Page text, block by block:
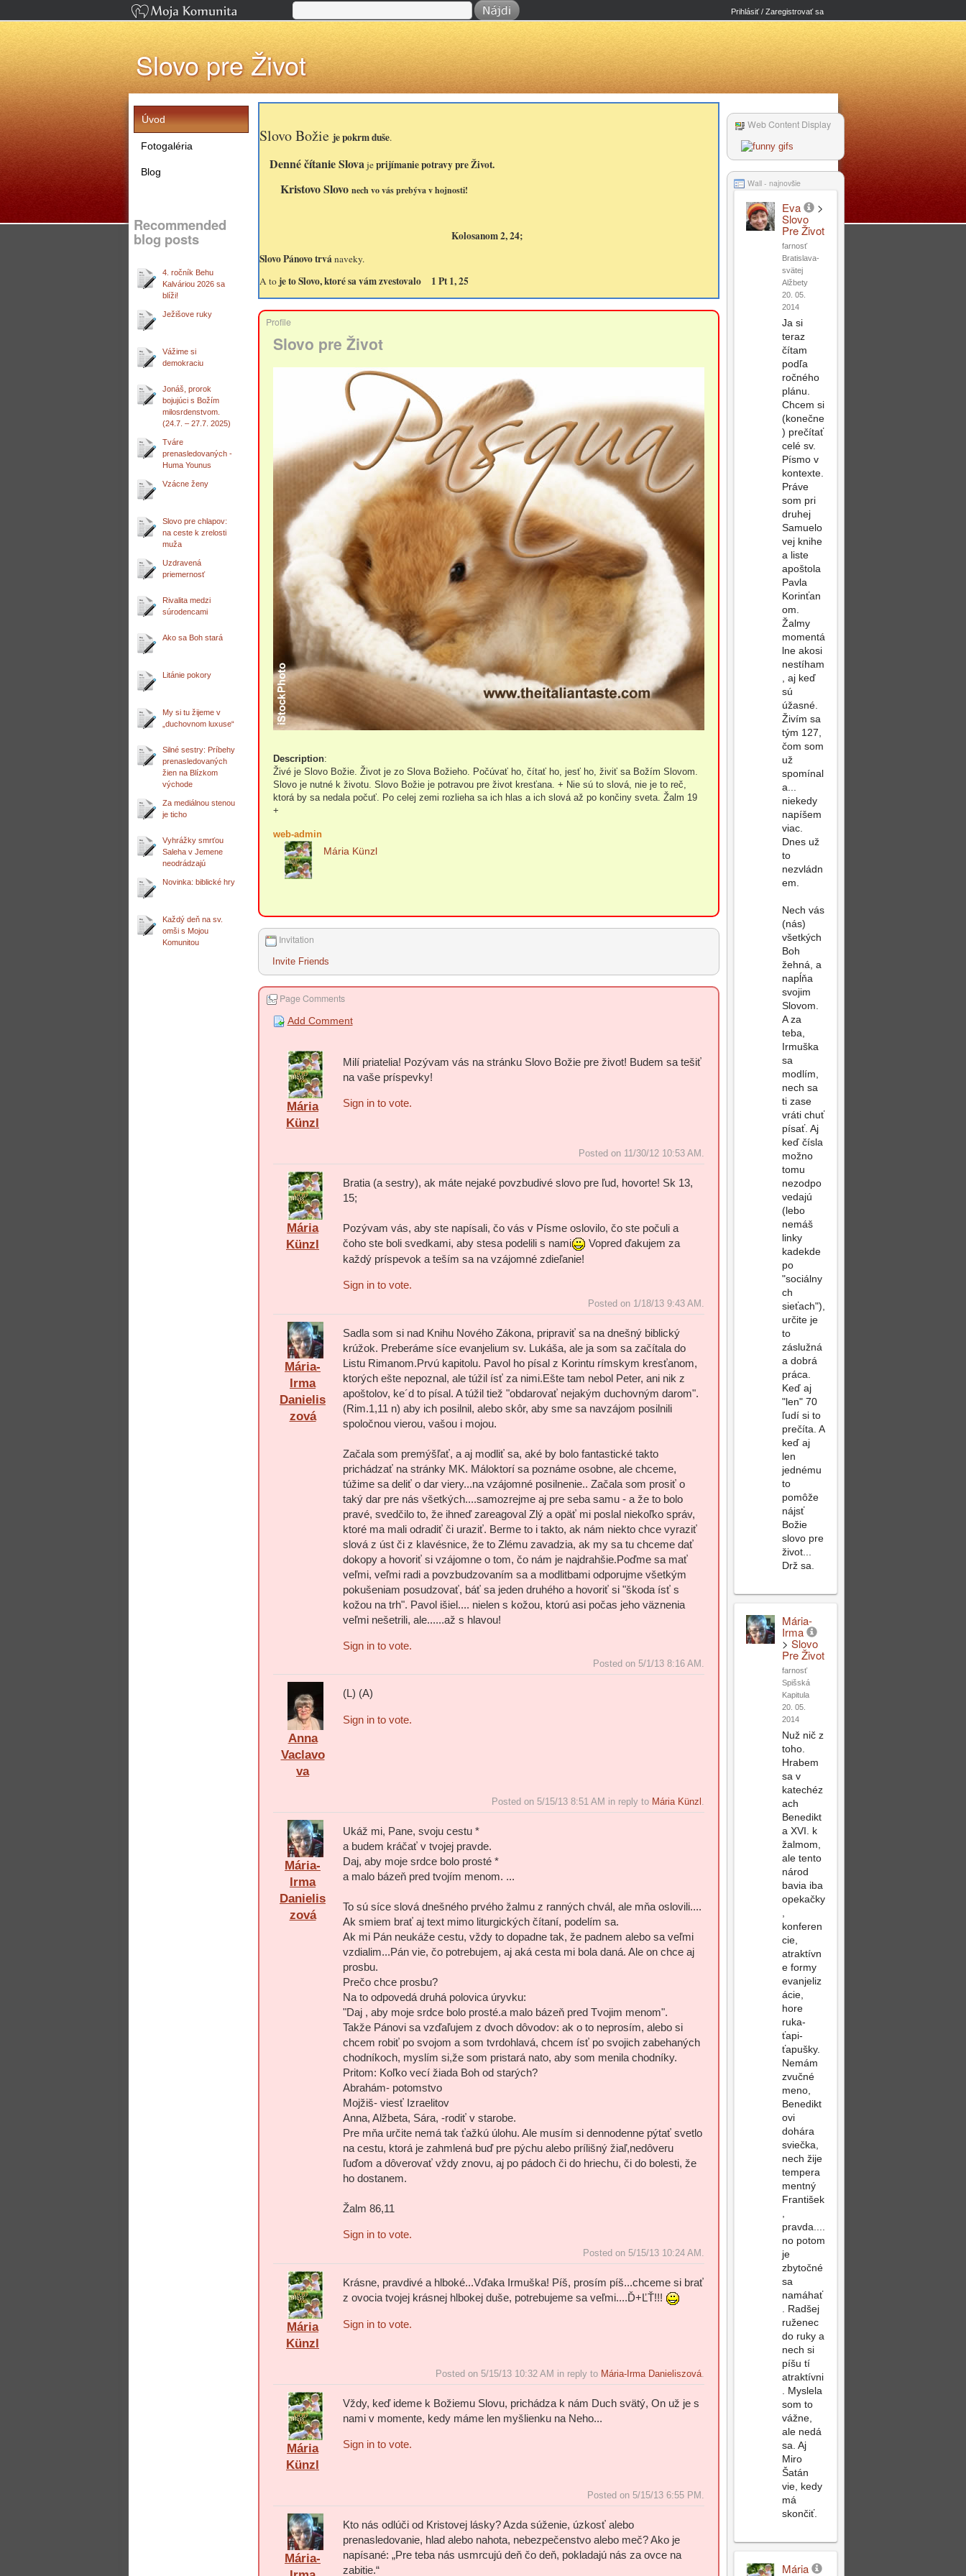
Prihlásiť / Zaregistrovať sa
Slovo pre Život
Slovo Božie je pokrm duše.
Denné čítanie Slovajeprijímanie potravy pre Život.
Kristovo Slovo nech vo vás prebýva v hojnosti!
Kolosanom 2, 24;
Slovo Pánovo trvánaveky.
A to je to Slovo, ktoré sa vám zvestovalo 1 Pt 1, 25
Profile
Slovo pre Život
Description:
Živé je Slovo Božie. Život je zo Slova Božieho. Počúvať ho, čítať ho, jesť ho, živiť sa Božím Slovom.
Slovo je nutné k životu. Slovo Božie je potravou pre život kresťana. + Nie sú to slová, nie je to reč,
ktorá by sa nedala počuť. Po celej zemi rozlieha sa ich hlas a ich slová až po končiny sveta. Žalm 19
+
web-admin
Mária Künzl
Invitation
Invite Friends
Page Comments
Add Comment
Mária
Künzl
Milí priatelia! Pozývam vás na stránku Slovo Božie pre život! Budem sa tešiť
na vaše príspevky!
Sign in to vote.
Posted on 11/30/12 10:53 AM.
Mária
Künzl
Bratia (a sestry), ak máte nejaké povzbudivé slovo pre ľud, hovorte! Sk 13,
15;
Pozývam vás, aby ste napísali, čo vás v Písme oslovilo, čo ste počuli a
čoho ste boli svedkami, aby stesa podelili s nami
Vopred ďakujem za
každý príspevok a teším sa na vzájomné zdieľanie!
Sign in to vote.
Reply
Posted on 1/18/13 9:43 AM.
Mária-
Irma
Danielis
zová
Sadla som si nad Knihu Nového Zákona, pripraviť sa na dnešný biblický
krúžok. Preberáme síce evanjelium sv. Lukáša, ale ja som sa začítala do
Listu Rimanom.Prvú kapitolu. Pavol ho písal z Korintu rímskym kresťanom,
ktorých ešte nepoznal, ale túžil ísť za nimi.Ešte tam nebol Peter, ani nik z
apoštolov, ke´d to písal. A túžil tiež "obdarovať nejakým duchovným darom".
(Rim.1,11 n) aby ich posilnil, alebo skôr, aby sme sa navzájom posilnili
spoločnou vierou, vašou i mojou.
Začala som premýšľať, a aj modliť sa, aké by bolo fantastické takto
prichádzať na stránky MK. Máloktorí sa poznáme osobne, ale chceme,
túžime sa deliť o dar viery...na vzájomné posilnenie.. Začala som prosiť o
taký dar pre nás všetkých....samozrejme aj pre seba samu - a že to bolo
pravé, svedčilo to, že ihneď zareagoval Zlý a opäť mi poslal niekoľko správ,
ktoré ma mali odradiť či uraziť. Berme to i takto, ak nám niekto chce vyraziť
slová z úst či z klavésnice, že to Zlému zavadzia, ak my sa tu chceme dať
dokopy a hovoriť si vzájomne o tom, čo nám je najdrahšie.Poďme sa mať
veľmi, veľmi radi a povzbudzovaním sa a modlitbami odporujme všetkým
pokušeniam posudzovať, báť sa jeden druhého a hovoriť si "škoda ísť s
kožou na trh". Pavol išiel.... nielen s kožou, ktorú asi počas jeho väznenia
veľmi nešetrili, ale......až s hlavou!
Sign in to vote.
Reply
Posted on 5/1/13 8:16 AM.
Anna
Vaclavo
va
(L) (A)
Sign in to vote.
Posted on 5/15/13 8:51 AM in reply to Mária Künzl .
Mária-
Irma
Danielis
zová
Ukáž mi, Pane, svoju cestu *
a budem kráčať v tvojej pravde.
Daj, aby moje srdce bolo prosté *
a malo bázeň pred tvojím menom. ...
To sú síce slová dnešného prvého žalmu z ranných chvál, ale mňa oslovili....
Ak smiem brať aj text mimo liturgických čítaní, podelím sa.
Ak mi Pán neukáže cestu, vždy to dopadne tak, že padnem alebo sa veľmi
vzdialim...Pán vie, čo potrebujem, aj aká cesta mi bola daná. Ale on chce aj
prosbu.
Prečo chce prosbu?
Na to odpovedá druhá polovica úryvku:
"Daj , aby moje srdce bolo prosté.a malo bázeň pred Tvojim menom".
Takže Pánovi sa vzďaľujem z dvoch dôvodov: ak o to neprosím, alebo si
chcem robiť po svojom a som tvrdohlavá, chcem ísť po svojich zabehaných
chodníkoch, myslím si,že som pristará nato, aby som menila chodníky.
Pritom: Koľko vecí žiada Boh od starých?
Abrahám- potomstvo
Mojžiš- viesť Izraelitov
Anna, Alžbeta, Sára, -rodiť v starobe.
Pre mňa určite nemá tak ťažkú úlohu. Ale musím si dennodenne pýtať svetlo
na cestu, ktorá je zahmlená buď pre pýchu alebo prílišný žiaľ,nedôveru
ľuďom a dôverovať vždy znovu, aj po pádoch či do hriechu, či do bolesti, že
ho dostanem.
Žalm 86,11
Sign in to vote.
Reply
Posted on 5/15/13 10:24 AM.
Mária
Künzl
Krásne, pravdivé a hlboké...Vďaka Irmuška! Píš, prosím píš...chceme si brať
z ovocia tvojej krásnej hlbokej duše, potrebujeme sa veľmi....Ď+ĽŤ!!!
Sign in to vote.
Posted on 5/15/13 10:32 AM in reply to Mária-Irma Danieliszová.
Mária
Künzl
Vždy, keď ideme k Božiemu Slovu, prichádza k nám Duch svätý, On už je s
nami v momente, kedy máme len myšlienku na Neho...
Sign in to vote.
Posted on 5/15/13 6:55 PM.
Mária-
Kto nás odlúči od Kristovej lásky? Azda súženie, úzkosť alebo
prenasledovanie, hlad alebo nahota, nebezpečenstvo alebo meč? Ako je
napísané: „Pre teba nás usmrcujú deň čo deň, pokladajú nás za ovce na
zabitie.“
Web Content Display
Wall - najnovšie
Eva >
Slovo
Pre Život
farnosť
Bratislava-
svätej
Alžbety
20. 05.
2014
Ja si
teraz
čítam
podľa
ročného
plánu.
Chcem si
(konečne
) prečítať
celé sv.
Písmo v
kontexte.
Práve
som pri
druhej
Samuelo
vej knihe
a liste
apoštola
Pavla
Korinťan
om.
Žalmy
momentá
lne akosi
nestíham
, aj keď
sú
úžasné.
Živím sa
tým 127,
čom som
už
spomínal
a...
niekedy
napíšem
viac.
Dnes už
to
nezvládn
em.
Nech vás
(nás)
všetkých
Boh
žehná, a
napĺňa
svojim
Slovom.
A za
teba,
Irmuška
sa
modlím,
nech sa
ti zase
vráti chuť
písať. Aj
keď čísla
možno
tomu
nezodpo
vedajú
(lebo
nemáš
linky
kadekde
po
"sociálny
ch
sieťach"),
určite je
to
záslužná
a dobrá
práca.
Keď aj
"len" 70
ľudí si to
prečíta. A
keď aj
len
jednému
to
pomôže
nájsť
Božie
slovo pre
život...
Drž sa.
Mária-
Irma
> Slovo
Pre Život
farnosť
Spišská
Kapitula
20. 05.
2014
Nuž nič z
toho.
Hrabem
sa v
katechéz
ach
Benedikt
a XVI. k
žalmom,
ale tento
národ
bavia iba
opekačky
,
konferen
cie,
atraktívn
e formy
evanjeliz
ácie,
hore
ruka-
ťapi-
ťapušky.
Nemám
zvučné
meno,
Benedikt
ovi
dohára
sviečka,
nech žije
tempera
mentný
František
,
pravda....
no potom
je
zbytočné
sa
namáhať
. Radšej
ruženec
do ruky a
nech si
píšu tí
atraktívni
. Myslela
som to
vážne,
ale nedá
sa. Aj
Miro
Šatán
vie, kedy
má
skončiť.
Mária
Úvod
Fotogaléria
Blog
Recommended
blog posts
4. ročník Behu
Kalváriou 2026 sa
blíži!
Ježišove ruky
Vážime si
demokraciu
Jonáš, prorok
bojujúci s Božím
milosrdenstvom.
(24.7. – 27.7. 2025)
Tváre
prenasledovaných -
Huma Younus
Vzácne ženy
Slovo pre chlapov:
na ceste k zrelosti
muža
Uzdravená
priemernosť
Rivalita medzi
súrodencami
Ako sa Boh stará
Litánie pokory
My si tu žijeme v
„duchovnom luxuse“
Silné sestry: Príbehy
prenasledovaných
žien na Blízkom
východe
Za mediálnou stenou
je ticho
Vyhrážky smrťou
Saleha v Jemene
neodrádzajú
Novinka: biblické hry
Každý deň na sv.
omši s Mojou
Komunitou